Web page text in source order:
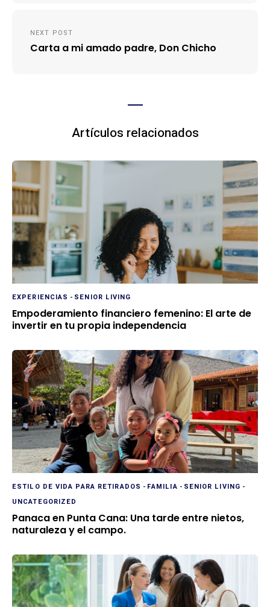
NEXT POST
Carta a mi amado padre, Don Chicho
Artículos relacionados
EXPERIENCIAS - SENIOR LIVING
Empoderamiento financiero femenino: El arte de
invertir en tu propia independencia
ESTILO DE VIDA PARA RETIRADOS - FAMILIA - SENIOR LIVING -
UNCATEGORIZED
Panaca en Punta Cana: Una tarde entre nietos,
naturaleza y el campo.